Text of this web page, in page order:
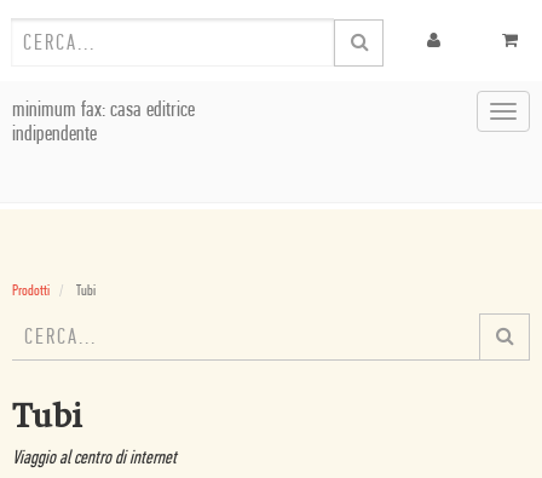
minimum fax: casa editrice
indipendente
Prodotti Tubi
Tubi
Viaggio al centro di internet